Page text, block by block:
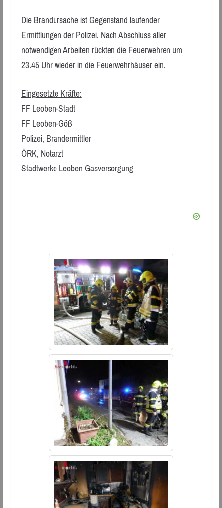
Die Brandursache ist Gegenstand laufender
Ermittlungen der Polizei. Nach Abschluss aller
notwendigen Arbeiten rückten die Feuerwehren um
23.45 Uhr wieder in die Feuerwehrhäuser ein.
Eingesetzte Kräfte:
FF Leoben-Stadt
FF Leoben-Göß
Polizei, Brandermittler
ÖRK, Notarzt
Stadtwerke Leoben Gasversorgung